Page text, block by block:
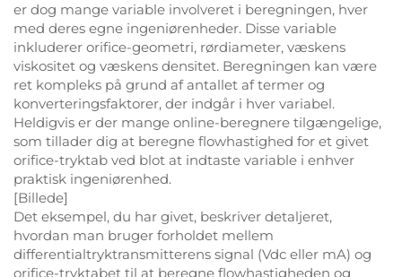
er dog mange variable involveret i beregningen, hver
med deres egne ingeniørenheder. Disse variable
inkluderer orifice-geometri, rørdiameter, væskens
viskositet og væskens densitet. Beregningen kan være
ret kompleks på grund af antallet af termer og
konverteringsfaktorer, der indgår i hver variabel.
Heldigvis er der mange online-beregnere tilgængelige,
som tillader dig at beregne flowhastighed for et givet
orifice-tryktab ved blot at indtaste variable i enhver
praktisk ingeniørenhed.
[Billede]
Det eksempel, du har givet, beskriver detaljeret,
hvordan man bruger forholdet mellem
differentialtryktransmitterens signal (Vdc eller mA) og
orifice-tryktabet til at beregne flowhastigheden og